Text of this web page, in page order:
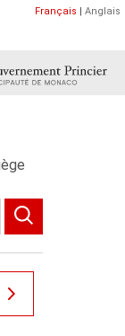
Français | Anglais